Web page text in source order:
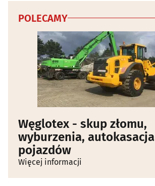
POLECAMY
Węglotex - skup złomu,
wyburzenia, autokasacja
pojazdów
Więcej informacji